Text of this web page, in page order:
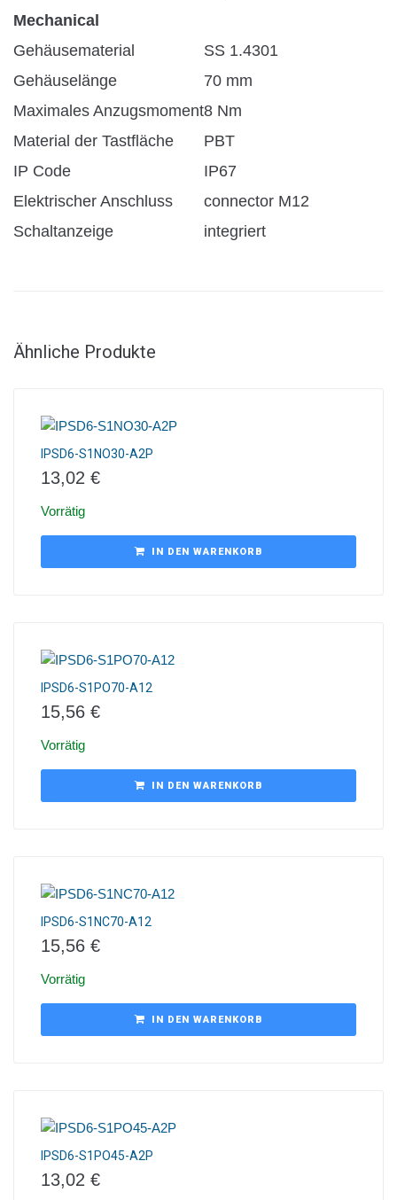
Mechanical
Gehäusematerial
SS 1.4301
Gehäuselänge
70 mm
Maximales Anzugsmoment8 Nm
Material der Tastfläche
PBT
IP Code
IP67
Elektrischer Anschluss
connector M12
Schaltanzeige
integriert
Ähnliche Produkte
IPSD6-S1NO30-A2P
13,02 €
Vorrätig
IN DEN WARENKORB
IPSD6-S1PO70-A12
15,56 €
Vorrätig
IN DEN WARENKORB
IPSD6-S1NC70-A12
15,56 €
Vorrätig
IN DEN WARENKORB
IPSD6-S1PO45-A2P
13,02 €